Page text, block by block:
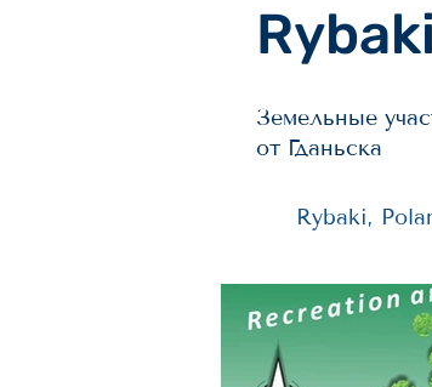
Земельные
от Гданьска
Rybaki,